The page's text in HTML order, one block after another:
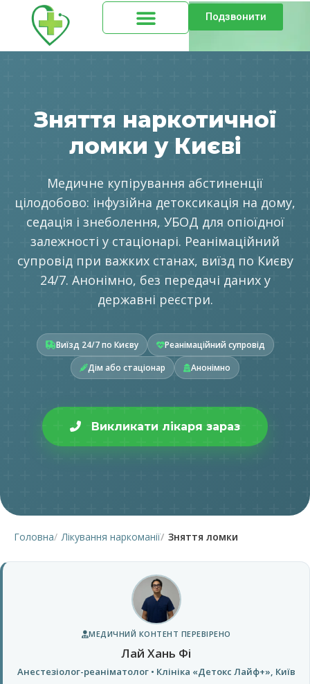
Подзвонити
Зняття наркотичної
ломки у Києві
Медичне купірування абстиненції
цілодобово: інфузійна детоксикація на дому,
седація і знеболення, УБОД для опіоїдної
залежності у стаціонарі. Реанімаційний
супровід при важких станах, виїзд по Києву
24/7. Анонімно, без передачі даних у
державні реєстри.
Виїзд 24/7 по Києву
Реанімаційний супровід
Дім або стаціонар
Анонімно
Викликати лікаря зараз
Головна Лікування наркоманії Зняття ломки
МЕДИЧНИЙ КОНТЕНТ ПЕРЕВІРЕНО
Лай Хань Фі
Анестезіолог-реаніматолог • Клініка «Детокс Лайф+», Київ